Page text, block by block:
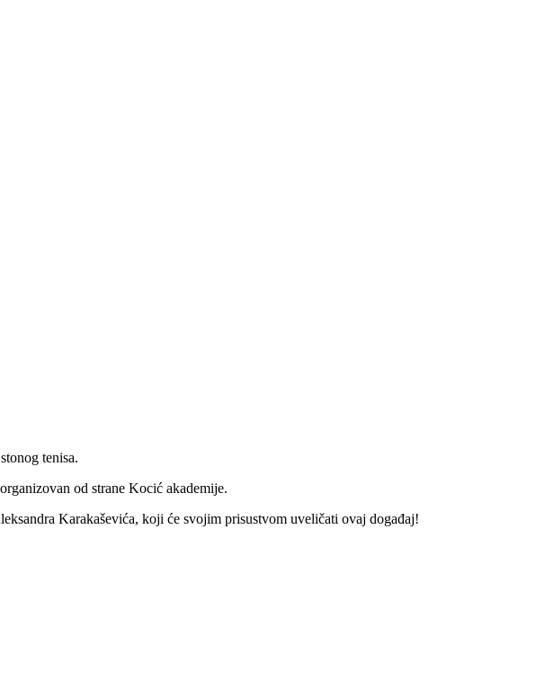
tenisa.
od strane Kocić akademije.
Karakaševića, koji će svojim prisustvom uveličati ovaj događaj!